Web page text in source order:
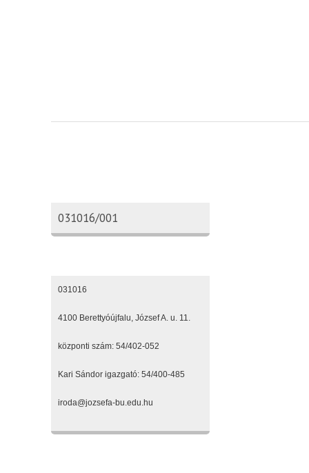
031016/001
031016
4100 Berettyóújfalu, József A. u. 11.
központi szám: 54/402-052
Kari Sándor igazgató: 54/400-485
iroda@jozsefa-bu.edu.hu